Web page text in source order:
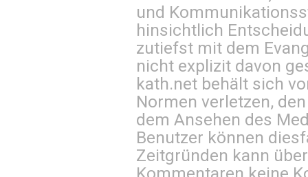
und
hinsichtlich
zutiefst mit dem
nicht explizit davon
kath.net behält sich
Normen verletzen,
dem Ansehen des
Benutzer können
Zeitgründen kann